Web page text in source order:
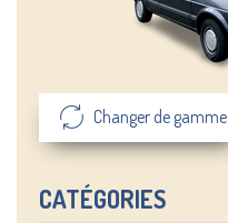
Changer de gamme
CATÉGORIES